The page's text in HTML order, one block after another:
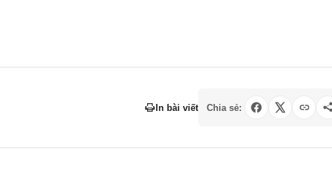
In bài viết Chia sẻ: